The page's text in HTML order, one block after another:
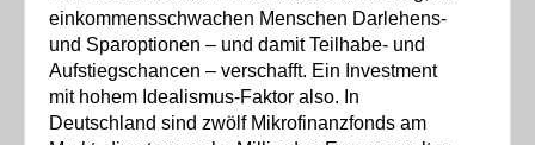
einkommensschwachen Menschen Darlehens-
und Sparoptionen – und damit Teilhabe- und
Aufstiegschancen – verschafft. Ein Investment
mit hohem Idealismus-Faktor also. In
Deutschland sind zwölf Mikrofinanzfonds am